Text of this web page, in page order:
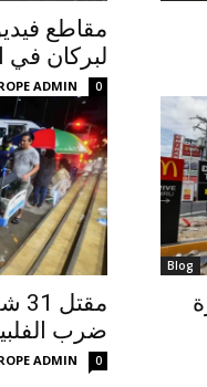
لبركان في
ADMIN 0
Blog
ضرب
ADMIN 0